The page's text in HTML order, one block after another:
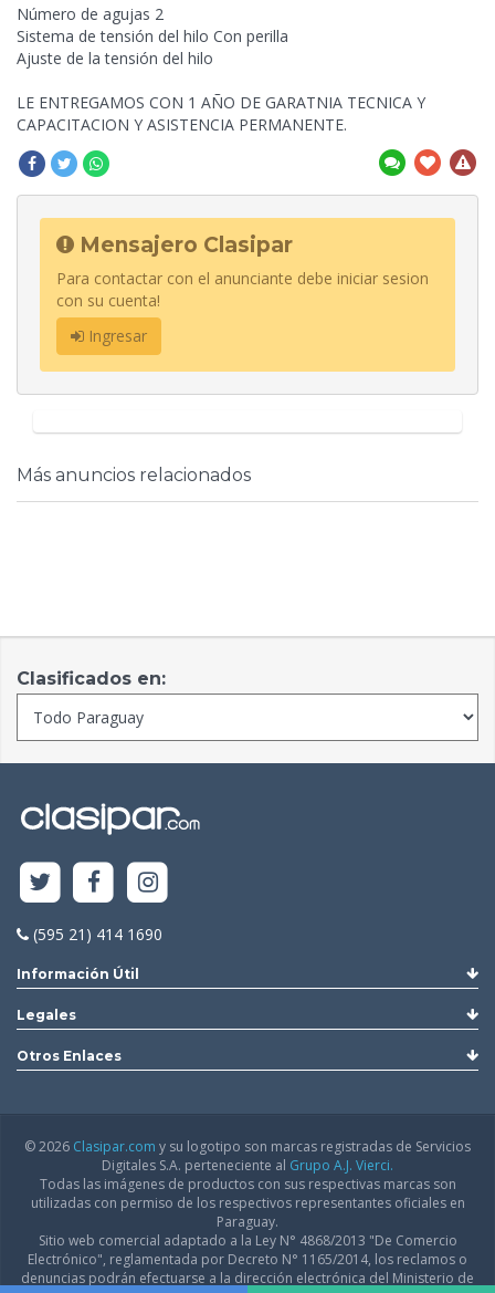
Número de agujas 2
Sistema de tensión del hilo Con perilla
Ajuste de la tensión del hilo
LE ENTREGAMOS CON 1 AÑO DE GARATNIA TECNICA Y
CAPACITACION Y ASISTENCIA PERMANENTE.
Mensajero Clasipar
Para contactar con el anunciante debe iniciar sesion
con su cuenta!
Ingresar
Más anuncios relacionados
Clasificados en:
(595 21) 414 1690
Información Útil
Legales
Otros Enlaces
© 2026 Clasipar.com y su logotipo son marcas registradas de Servicios
Digitales S.A. perteneciente al Grupo A.J. Vierci.
Todas las imágenes de productos con sus respectivas marcas son
utilizadas con permiso de los respectivos representantes oficiales en
Paraguay.
Sitio web comercial adaptado a la Ley N° 4868/2013 "De Comercio
Electrónico", reglamentada por Decreto N° 1165/2014, los reclamos o
denuncias podrán efectuarse a la dirección electrónica del Ministerio de